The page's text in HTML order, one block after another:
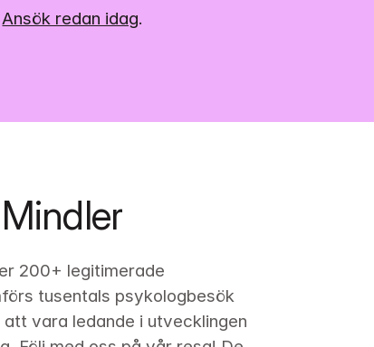
Ansök redan idag.
200+ legitimerade
tusentals psykologbesök
vara ledande i utvecklingen